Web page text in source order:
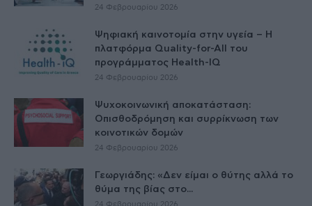
24 Φεβρουαρίου 2026
Ψηφιακή καινοτομία στην υγεία – H
πλατφόρμα Quality-for-All του
προγράμματος Health-IQ
24 Φεβρουαρίου 2026
Ψυχοκοινωνική αποκατάσταση:
Οπισθοδρόμηση και συρρίκνωση των
κοινοτικών δομών
24 Φεβρουαρίου 2026
Γεωργιάδης: «Δεν είμαι ο θύτης αλλά το
θύμα της βίας στο...
24 Φεβρουαρίου 2026